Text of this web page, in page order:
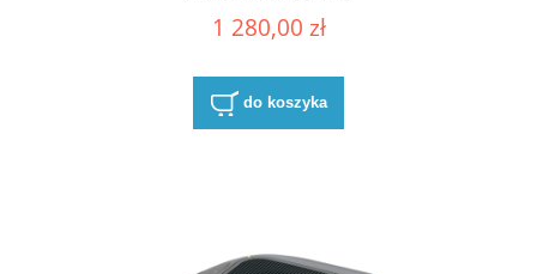
1 280,00 zł
do koszyka